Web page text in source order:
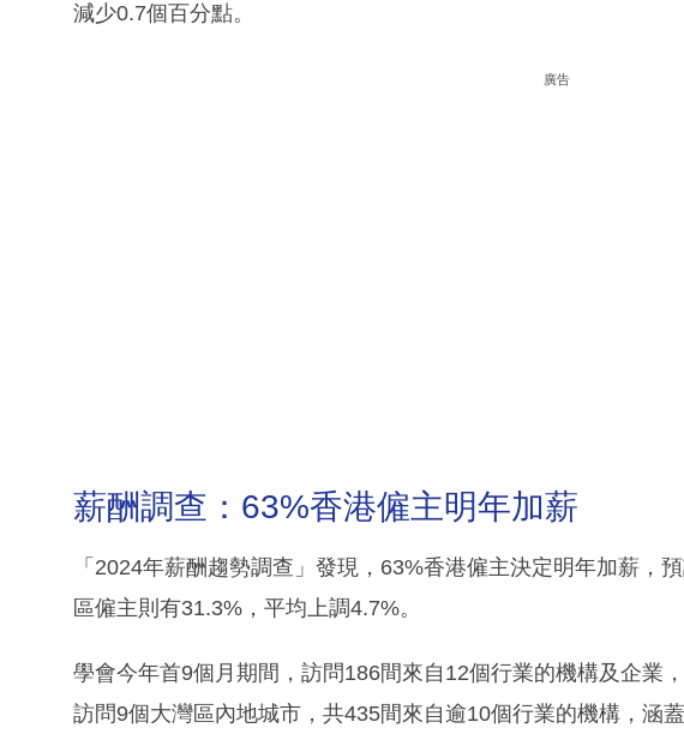
減少0.7個百分點。
廣告
薪酬調查：63%香港僱主明年加薪
「2024年薪酬趨勢調查」發現，63%香港僱主決定明年加薪，
區僱主則有31.3%，平均上調4.7%。
學會今年首9個月期間，訪問186間來自12個行業的機構及企業
訪問9個大灣區內地城市，共435間來自逾10個行業的機構，涵